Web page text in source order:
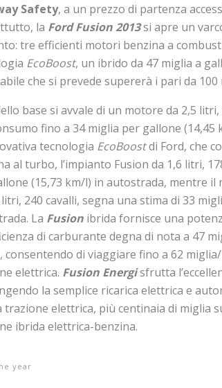
Safety, a un prezzo di partenza
la Ford Fusion 2013si apre un
tre efficienti motori benzina a
EcoBoost, un ibrido da 47 miglia a
che si prevede supererà i pari da
base si avvale di un motore da 2,5 litri,
fino a 34 miglia per gallone (14,45
tecnologia EcoBoostdi Ford, che
al turbo, l’impianto Fusion da 1,6 litri,
(15,73 km/l) in autostrada, mentre il
litri, 240 cavalli, segna una stima di 33
La Fusion ibrida fornisce una
di carburante degna di nota a 47
consentendo di viaggiare fino a 62
elettrica. Fusion Energisfrutta
la semplice ricarica elettrica e
trazione elettrica, più centinaia di miglia
ibrida elettrica-benzina.
year